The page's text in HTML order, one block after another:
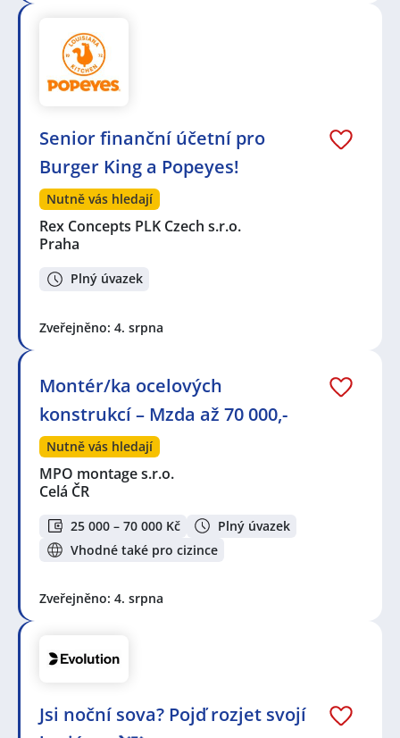
Senior finanční účetní pro
Burger King a Popeyes!
Nutně vás hledají
Rex Concepts PLK Czech s.r.o.
Praha
Plný úvazek
Zveřejněno: 4. srpna
Montér/ka ocelových
konstrukcí – Mzda až 70 000,-
Nutně vás hledají
MPO montage s.r.o.
Celá ČR
25 000 – 70 000 Kč
Plný úvazek
Vhodné také pro cizince
Zveřejněno: 4. srpna
Jsi noční sova? Pojď rozjet svojí